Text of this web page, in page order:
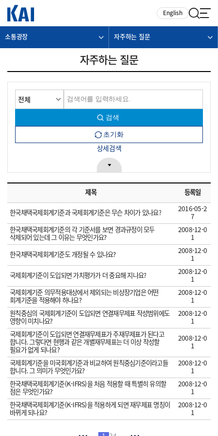
English
소통광장 자주하는 질문
자주하는 질문
상세검색
제목 등록일
한국채택국제회계기준과 국제회계기준은 무슨 차이가 있나요?
2016-05-2
7
한국채택국제회계기준의 각 기준서를 보면 경과규정이 모두
삭제되어 있는데 그 이유는 무엇인가요?
2008-12-0
1
한국채택국제회계기준도 개정될 수 있나요?
2008-12-0
1
국제회계기준이 도입되면 가치평가가 더 중요해 지나요?
2008-12-0
1
국제회계기준 의무적용대상에서 제외되는 비상장기업은 어떤
회계기준을 적용해야 하나요?
2008-12-0
1
원칙중심의 국제회계기준이 도입되면 연결재무제표 작성범위에도
영향이 미치나요?
2008-12-0
1
국제회계기준이 도입되면 연결재무제표가 주재무제표가 된다고
합니다. 그렇다면 현행과 같은 개별재무제표는 더 이상 작성할
필요가 없게 되나요?
2008-12-0
1
국제회계기준을 미국회계기준과 비교하여 원칙중심기준이라고들
합니다. 그 의미가 무엇인가요?
2008-12-0
1
한국채택국제회계기준(K-IFRS)을 처음 적용할 때 특별히 유의할
점은 무엇인가요?
2008-12-0
1
한국채택국제회계기준(K-IFRS)을 적용하게 되면 재무제표 명칭이
바뀌게 되나요?
2008-12-0
1